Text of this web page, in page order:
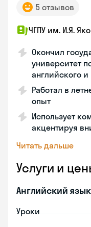
5 отзывов
ЧГПУ им. И.Я.
Окончил
университет
английского
Работал в
опыт
Использует
акцентируя
Читать дальше
Услуги и
Английский язык
Уроки